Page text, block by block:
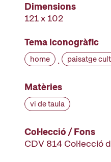
Dimensions
121 x 102
Tema iconogràfic
home · paisatge
Matèries
vi de taula
Col·lecció / Fons
CDV 814 Col·lecció